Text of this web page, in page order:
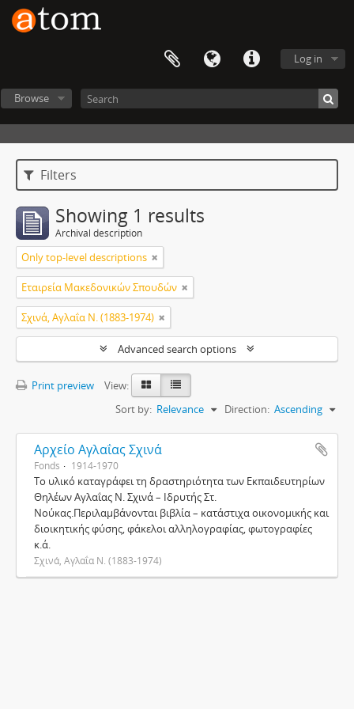
Log in
Browse
Filters
Showing 1 results
Archival description
Only top-level descriptions
Εταιρεία Μακεδονικών Σπουδών
Σχινά, Αγλαΐα Ν. (1883-1974)
Advanced search options
Print preview
View:
Sort by: Relevance Direction: Ascending
Αρχείο Αγλαΐας Σχινά
Fonds 1914-1970
Το υλικό καταγράφει τη δραστηριότητα των Εκπαιδευτηρίων
Θηλέων Αγλαΐας Ν. Σχινά – Ιδρυτής Στ.
Νούκας.Περιλαμβάνονται βιβλία – κατάστιχα οικονομικής και
διοικητικής φύσης, φάκελοι αλληλογραφίας, φωτογραφίες
κ.ά.
Σχινά, Αγλαΐα Ν. (1883-1974)